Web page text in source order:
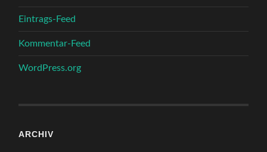
Eintrags-Feed
Kommentar-Feed
WordPress.org
ARCHIV